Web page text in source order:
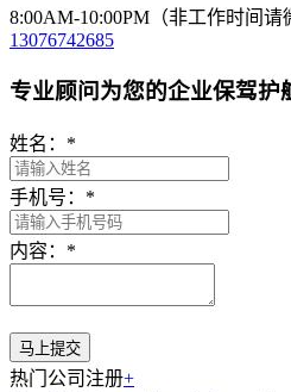
8:00AM-10:00PM（非工作时间请
13076742685
专业顾问为您的企业保驾护
姓名： *
手机号： *
内容： *
热门公司注册+